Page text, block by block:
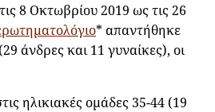
8 Οκτωβρίου 2019 ως τις 26
* απαντήθηκε
άνδρες και 11 γυναίκες), οι
ηλικιακές ομάδες 35-44 (19